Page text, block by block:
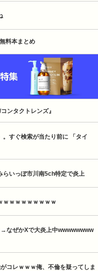
料本まとめ
ンタクトレンズ』
。すぐ検索が当たり前に 「タイ
らいっぽ市川南5ch特定で炎上
ｗｗｗｗｗｗｗｗｗ
なぜかXで大炎上中wwwwwwww
コレｗｗｗ俺、不倫を疑ってしま